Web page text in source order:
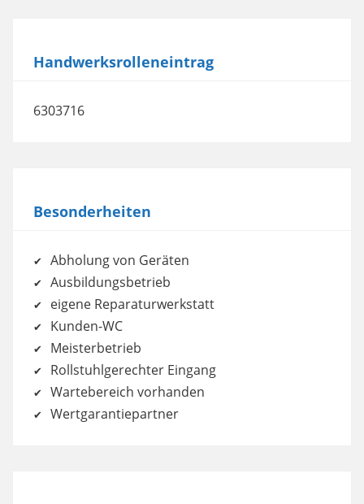
Handwerksrolleneintrag
6303716
Besonderheiten
Abholung von Geräten
Ausbildungsbetrieb
eigene Reparaturwerkstatt
Kunden-WC
Meisterbetrieb
Rollstuhlgerechter Eingang
Wartebereich vorhanden
Wertgarantiepartner